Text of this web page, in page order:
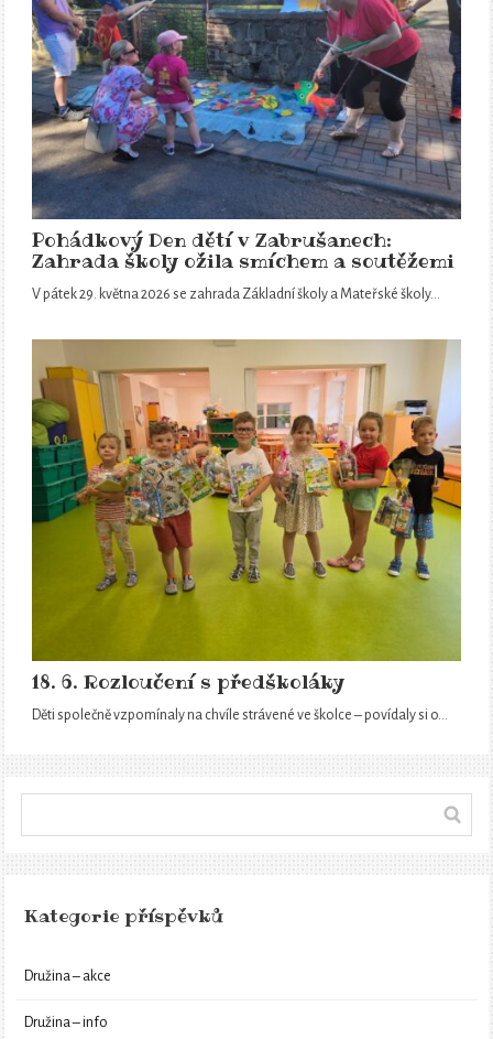
Pohádkový Den dětí v Zabrušanech:
Zahrada školy ožila smíchem a soutěžemi
V pátek 29. května 2026 se zahrada Základní školy a Mateřské školy…
18. 6. Rozloučení s předškoláky
Děti společně vzpomínaly na chvíle strávené ve školce – povídaly si o…
Kategorie příspěvků
Družina – akce
Družina – info